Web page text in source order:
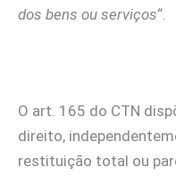
dos bens ou serviços“.
O art. 165 do CTN
direito,
restituição total ou